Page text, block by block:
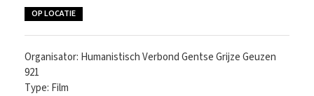
OP LOCATIE
Organisator: Humanistisch Verbond Gentse Grijze Geuzen
921
Type: Film